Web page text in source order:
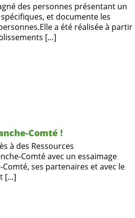
des personnes présentant un
et documente les
a été réalisée à partir
[…]
Comté !
à des Ressources
Comté avec un essaimage
ses partenaires et avec le
[…]